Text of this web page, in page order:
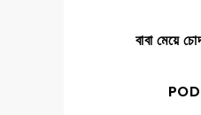
বাবা মেয়ে